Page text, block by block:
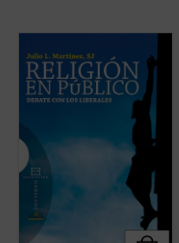
presencia pública de la religión estudiando
una tradición ---la liberal---, que ha sido
determinante en los últimos siglos del
pensamiento occidental. Es una corriente
que, si entre los siglos XVII ...(ver ficha)